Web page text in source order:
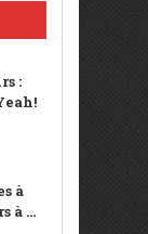
:
à
à ...